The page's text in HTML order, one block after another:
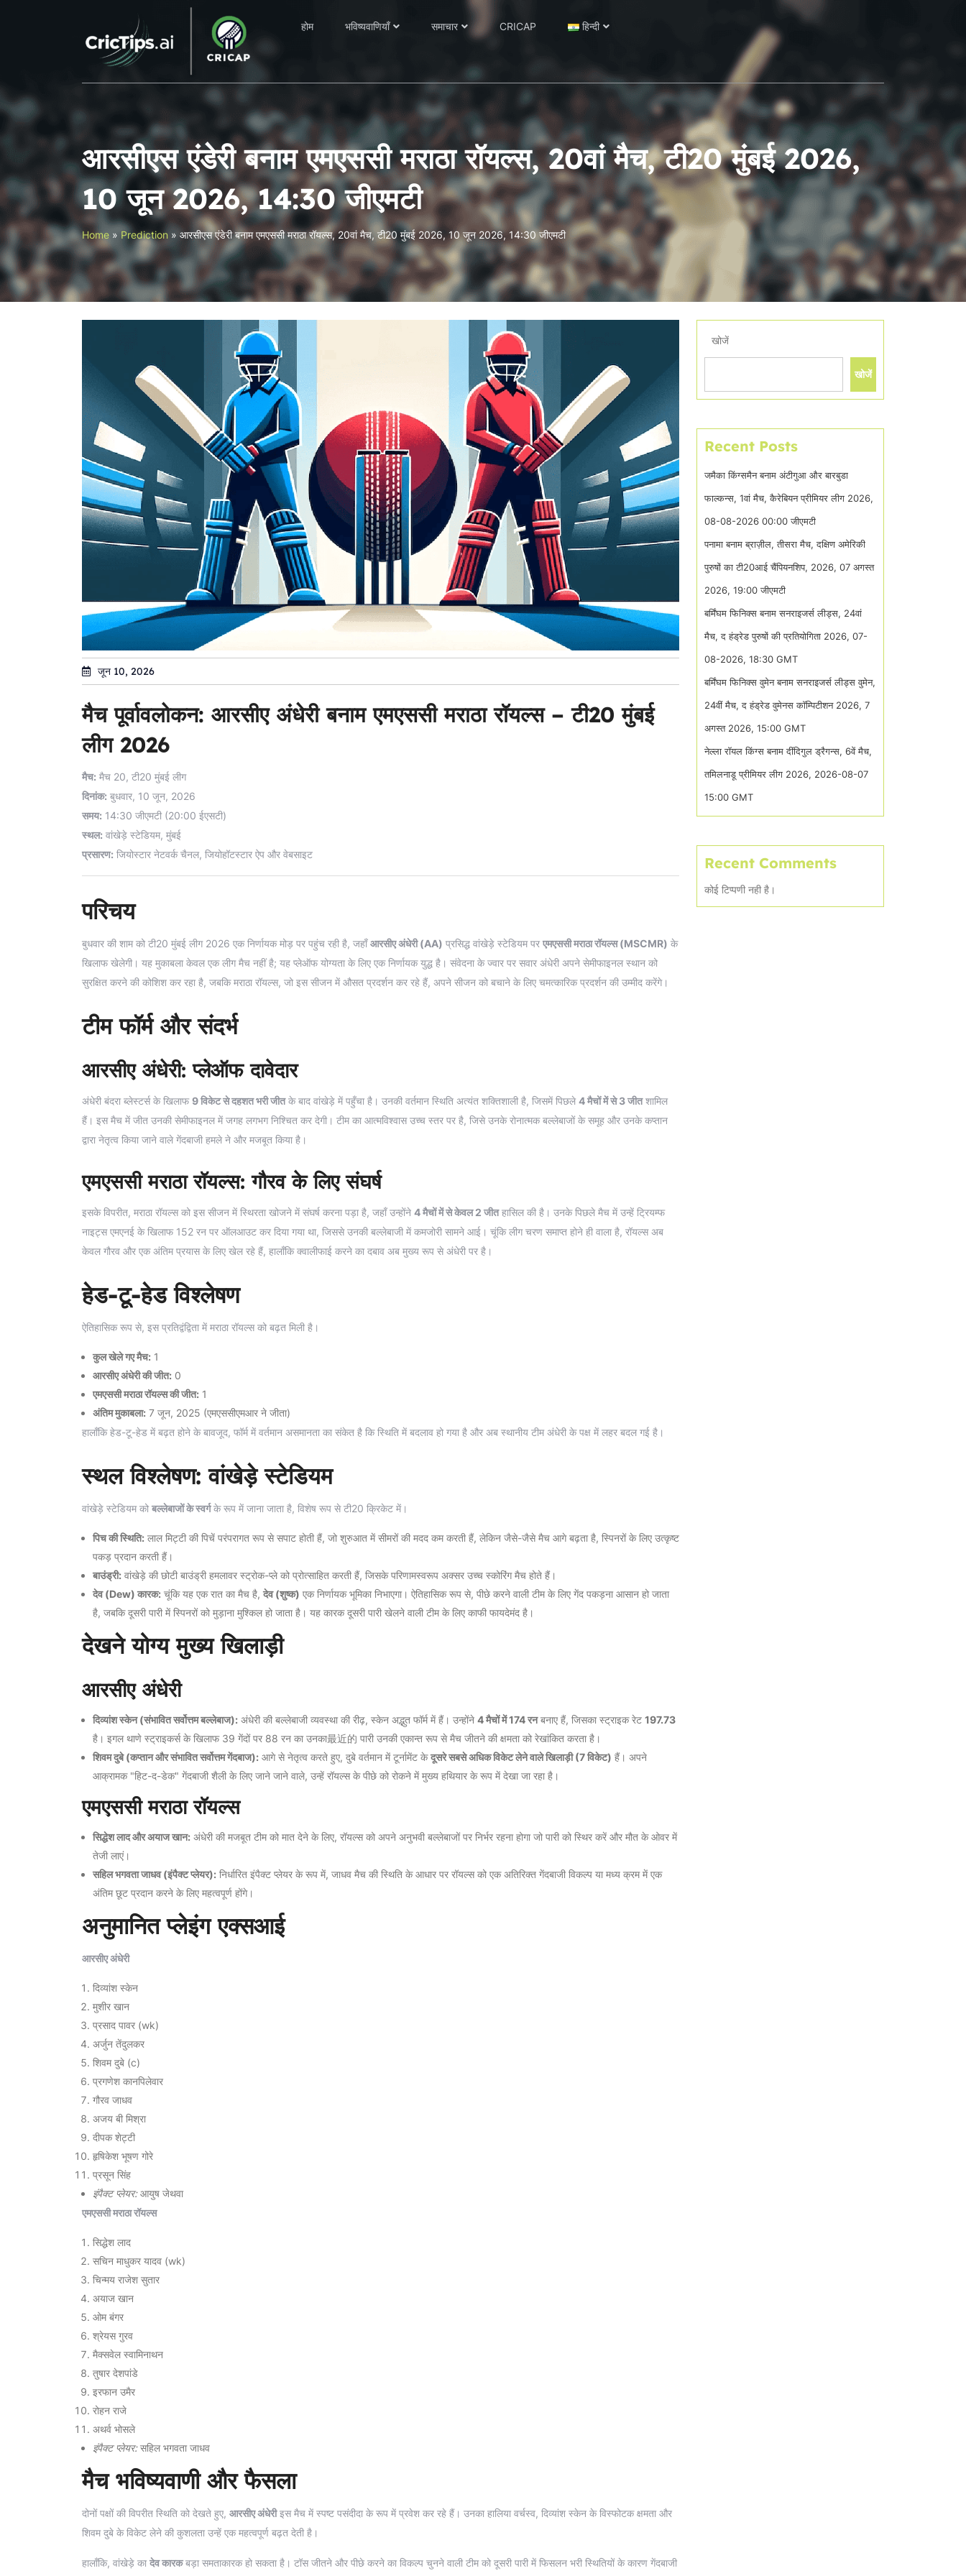
होम भविष्यवाणियाँ समाचार CRICAP हिन्दी
आरसीएस एंडेरी बनाम एमएससी मराठा रॉयल्स, 20वां मैच, टी20 मुंबई 2026,
10 जून 2026, 14:30 जीएमटी
Home » Prediction » आरसीएस एंडेरी बनाम एमएससी मराठा रॉयल्स, 20वां मैच, टी20 मुंबई 2026, 10 जून 2026, 14:30 जीएमटी
जून 10, 2026
मैच पूर्वावलोकन: आरसीए अंधेरी बनाम एमएससी मराठा रॉयल्स – टी20 मुंबई
लीग 2026
मैच: मैच 20, टी20 मुंबई लीग
दिनांक: बुधवार, 10 जून, 2026
समय: 14:30 जीएमटी (20:00 ईएसटी)
स्थल: वांखेड़े स्टेडियम, मुंबई
प्रसारण: जियोस्टार नेटवर्क चैनल, जियोहॉटस्टार ऐप और वेबसाइट
परिचय
बुधवार की शाम को टी20 मुंबई लीग 2026 एक निर्णायक मोड़ पर पहुंच रही है, जहाँआरसीए अंधेरी (AA) प्रसिद्ध वांखेड़े स्टेडियम पर एमएससी मराठा रॉयल्स (MSCMR) के
खिलाफ खेलेगी। यह मुकाबला केवल एक लीग मैच नहीं है; यह प्लेऑफ योग्यता के लिए एक निर्णायक युद्ध है। संवेदना के ज्वार पर सवार अंधेरी अपने सेमीफाइनल स्थान को
सुरक्षित करने की कोशिश कर रहा है, जबकि मराठा रॉयल्स, जो इस सीजन में औसत प्रदर्शन कर रहे हैं, अपने सीजन को बचाने के लिए चमत्कारिक प्रदर्शन की उम्मीद करेंगे।
टीम फॉर्म और संदर्भ
आरसीए अंधेरी: प्लेऑफ दावेदार
अंधेरी बंदरा ब्लेस्टर्स के खिलाफ9 विकेट से दहशत भरी जीतके बाद वांखेड़े में पहुँचा है। उनकी वर्तमान स्थिति अत्यंत शक्तिशाली है, जिसमें पिछले 4 मैचों में से 3 जीतशामिल
हैं। इस मैच में जीत उनकी सेमीफाइनल में जगह लगभग निश्चित कर देगी। टीम का आत्मविश्वास उच्च स्तर पर है, जिसे उनके रोनात्मक बल्लेबाजों के समूह और उनके कप्तान
द्वारा नेतृत्व किया जाने वाले गेंदबाजी हमले ने और मजबूत किया है।
एमएससी मराठा रॉयल्स: गौरव के लिए संघर्ष
इसके विपरीत, मराठा रॉयल्स को इस सीजन में स्थिरता खोजने में संघर्ष करना पड़ा है, जहाँ उन्होंने 4 मैचों में से केवल 2 जीतहासिल की है। उनके पिछले मैच में उन्हें ट्रियम्फ
नाइट्स एमएनई के खिलाफ 152 रन पर ऑलआउट कर दिया गया था, जिससे उनकी बल्लेबाजी में कमजोरी सामने आई। चूंकि लीग चरण समाप्त होने ही वाला है, रॉयल्स अब
केवल गौरव और एक अंतिम प्रयास के लिए खेल रहे हैं, हालाँकि क्वालीफाई करने का दबाव अब मुख्य रूप से अंधेरी पर है।
हेड-टू-हेड विश्लेषण
ऐतिहासिक रूप से, इस प्रतिद्वंद्विता में मराठा रॉयल्स को बढ़त मिली है।
कुल खेले गए मैच: 1
आरसीए अंधेरी की जीत: 0
एमएससी मराठा रॉयल्स की जीत: 1
अंतिम मुकाबला: 7 जून, 2025 (एमएससीएमआर ने जीता)
हालाँकि हेड-टू-हेड में बढ़त होने के बावजूद, फॉर्म में वर्तमान असमानता का संकेत है कि स्थिति में बदलाव हो गया है और अब स्थानीय टीम अंधेरी के पक्ष में लहर बदल गई है।
स्थल विश्लेषण: वांखेड़े स्टेडियम
वांखेड़े स्टेडियम को बल्लेबाजों के स्वर्गके रूप में जाना जाता है, विशेष रूप से टी20 क्रिकेट में।
पिच की स्थिति: लाल मिट्टी की पिचें परंपरागत रूप से सपाट होती हैं, जो शुरुआत में सीमरों की मदद कम करती हैं, लेकिन जैसे-जैसे मैच आगे बढ़ता है, स्पिनरों के लिए उत्कृष्ट
पकड़ प्रदान करती हैं।
बाउंड्री: वांखेड़े की छोटी बाउंड्री हमलावर स्ट्रोक-प्ले को प्रोत्साहित करती हैं, जिसके परिणामस्वरूप अक्सर उच्च स्कोरिंग मैच होते हैं।
देव (Dew) कारक: चूंकि यह एक रात का मैच है, देव (शुष्क) एक निर्णायक भूमिका निभाएगा। ऐतिहासिक रूप से, पीछे करने वाली टीम के लिए गेंद पकड़ना आसान हो जाता
है, जबकि दूसरी पारी में स्पिनरों को मुड़ाना मुश्किल हो जाता है। यह कारक दूसरी पारी खेलने वाली टीम के लिए काफी फायदेमंद है।
देखने योग्य मुख्य खिलाड़ी
आरसीए अंधेरी
दिव्यांश स्केन (संभावित सर्वोत्तम बल्लेबाज): अंधेरी की बल्लेबाजी व्यवस्था की रीढ़, स्केन अद्भुत फॉर्म में हैं। उन्होंने 4 मैचों में 174 रनबनाए हैं, जिसका स्ट्राइक रेट 197.73
है। इगल थाणे स्ट्राइकर्स के खिलाफ 39 गेंदों पर 88 रन का उनका最近的 पारी उनकी एकान्त रूप से मैच जीतने की क्षमता को रेखांकित करता है।
शिवम दुबे (कप्तान और संभावित सर्वोत्तम गेंदबाज): आगे से नेतृत्व करते हुए, दुबे वर्तमान में टूर्नामेंट केदूसरे सबसे अधिक विकेट लेने वाले खिलाड़ी (7 विकेट) हैं। अपने
आक्रामक "हिट-द-डेक" गेंदबाजी शैली के लिए जाने जाने वाले, उन्हें रॉयल्स के पीछे को रोकने में मुख्य हथियार के रूप में देखा जा रहा है।
एमएससी मराठा रॉयल्स
सिद्धेश लाद और अयाज खान: अंधेरी की मजबूत टीम को मात देने के लिए, रॉयल्स को अपने अनुभवी बल्लेबाजों पर निर्भर रहना होगा जो पारी को स्थिर करें और मौत के ओवर में
तेजी लाएं।
सहिल भगवता जाधव (इंपैक्ट प्लेयर): निर्धारित इंपैक्ट प्लेयर के रूप में, जाधव मैच की स्थिति के आधार पर रॉयल्स को एक अतिरिक्त गेंदबाजी विकल्प या मध्य क्रम में एक
अंतिम छूट प्रदान करने के लिए महत्वपूर्ण होंगे।
अनुमानित प्लेइंग एक्सआई
आरसीए अंधेरी
दिव्यांश स्केन
मुशीर खान
प्रसाद पावर (wk)
अर्जुन तेंदुलकर
शिवम दुबे (c)
प्रगणेश कानपिलेवार
गौरव जाधव
अजय बी मिश्रा
दीपक शेट्टी
हृषिकेश भूषण गोरे
प्रसून सिंह
इंपैक्ट प्लेयर:आयुष जेथवा
एमएससी मराठा रॉयल्स
सिद्धेश लाद
सचिन माधुकर यादव (wk)
चिन्मय राजेश सुतार
अयाज खान
ओम बंगर
श्रेयस गुरव
मैक्सवेल स्वामिनाथन
तुषार देशपांडे
इरफान उमैर
रोहन राजे
अथर्व भोसले
इंपैक्ट प्लेयर:सहिल भगवता जाधव
मैच भविष्यवाणी और फैसला
दोनों पक्षों की विपरीत स्थिति को देखते हुए, आरसीए अंधेरीइस मैच में स्पष्ट पसंदीदा के रूप में प्रवेश कर रहे हैं। उनका हालिया वर्चस्व, दिव्यांश स्केन के विस्फोटक क्षमता और
शिवम दुबे के विकेट लेने की कुशलता उन्हें एक महत्वपूर्ण बढ़त देती है।
हालाँकि, वांखेड़े का देव कारकबड़ा समताकारक हो सकता है। टॉस जीतने और पीछे करने का विकल्प चुनने वाली टीम को दूसरी पारी में फिसलन भरी स्थितियों के कारण गेंदबाजी
खोजें
खोजें
Recent Posts
जमैका किंग्समैन बनाम अंटीगुआ और बारबुडा
फाल्कन्स, 1वां मैच, कैरेबियन प्रीमियर लीग 2026,
08-08-2026 00:00 जीएमटी
पनामा बनाम ब्राज़ील, तीसरा मैच, दक्षिण अमेरिकी
पुरुषों का टी20आई चैंपियनशिप, 2026, 07 अगस्त
2026, 19:00 जीएमटी
बर्मिंघम फिनिक्स बनाम सनराइजर्स लीड्स, 24वां
मैच, द हंड्रेड पुरुषों की प्रतियोगिता 2026, 07-
08-2026, 18:30 GMT
बर्मिंघम फिनिक्स वुमेन बनाम सनराइजर्स लीड्स वुमेन,
24वीं मैच, द हंड्रेड वुमेनस कॉम्पिटीशन 2026, 7
अगस्त 2026, 15:00 GMT
नेल्ला रॉयल किंग्स बनाम दींदिगुल ड्रैगन्स, 6वें मैच,
तमिलनाडू प्रीमियर लीग 2026, 2026-08-07
15:00 GMT
Recent Comments
कोई टिप्पणी नही है।